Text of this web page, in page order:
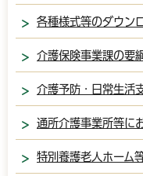
各種様式等のダウン
介護保険事業課の要
介護予防・日常生活
通所介護事業所等に
特別養護老人ホーム